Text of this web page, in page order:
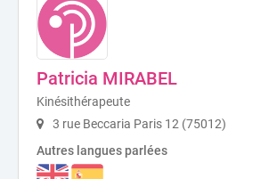
Patricia MIRABEL
Kinésithérapeute
3 rue Beccaria Paris 12 (75012)
Autres langues parlées